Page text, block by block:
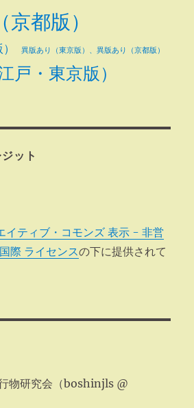
都版）
異版あり（東京版）、異版あり（京都版）
戸・東京版）
ット
イティブ・コモンズ 表示 - 非営
際 ライセンスの下に提供されて
物研究会（boshinjls @